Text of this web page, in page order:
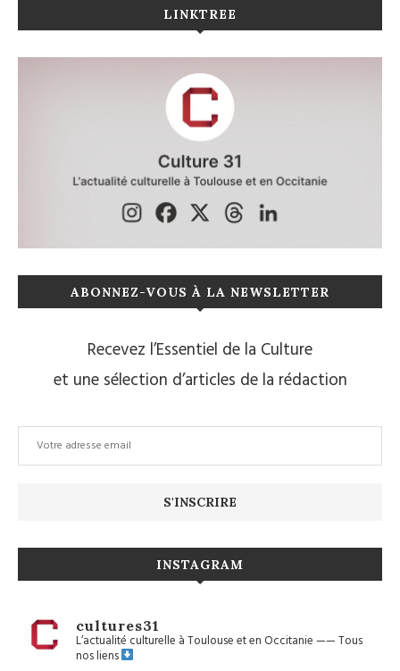
LINKTREE
ABONNEZ-VOUS À LA NEWSLETTER
Recevez l’Essentiel de la Culture
et une sélection d’articles de la rédaction
INSTAGRAM
cultures31
L’actualité culturelle à Toulouse et en Occitanie——Tous
nos liens